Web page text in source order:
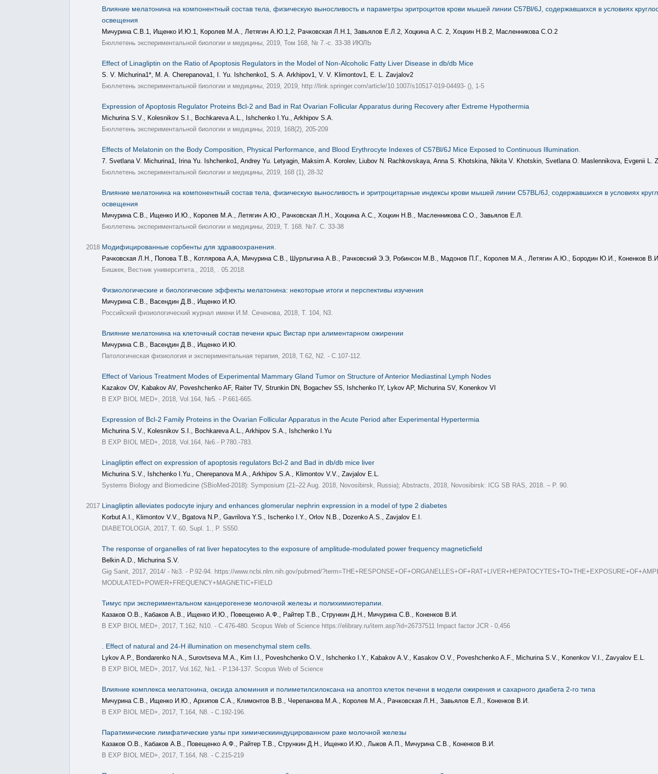
Влияние мелатонина на компонентный состав тела, физическую выносливость и параметры эритроцитов крови мышей линии С57Bl/6J, содержавшихся в условиях
освещения
Мичурина С.В.1, Ищенко И.Ю.1, Королев М.А., Летягин А.Ю.1,2, Рачковская Л.Н.1, Завьялов Е.Л.2, Хоцкина А.С. 2, Хоцкин Н.В.2, Масленникова С.О.2
Бюллетень экспериментальной биологии и медицины, 2019, Том 168, № 7.-с. 33-38 ИЮЛЬ
Effect of Linagliptin on the Ratio of Apoptosis Regulators in the Model of Non-Alcoholic Fatty Liver Disease in db/db Mice
S. V. Michurina1*, M. A. Cherepanova1, I. Yu. Ishchenko1, S. A. Arkhipov1, V. V. Klimontov1, E. L. Zavjalov2
Бюллетень экспериментальной биологии и медицины, 2019, 2019, http://link.springer.com/article/10.1007/s10517-019-04493- (), 1-5
Expression of Apoptosis Regulator Proteins Bcl-2 and Bad in Rat Ovarian Follicular Apparatus during Recovery after Extreme Hypothermia
Michurina S.V., Kolesnikov S.I., Bochkareva A.L., Ishchenko I.Yu., Arkhipov S.A.
Бюллетень экспериментальной биологии и медицины, 2019, 168(2), 205-209
Effects of Melatonin on the Body Composition, Physical Performance, and Blood Erythrocyte Indexes of C57Bl/6J Mice Exposed to Continuous Illumination.
7. Svetlana V. Michurina1, Irina Yu. Ishchenko1, Andrey Yu. Letyagin, Maksim A. Korolev, Liubov N. Rachkovskaya, Anna S. Khotskina, Nikita V. Khotskin, Svetlana O. Maslennikova, Evgenii L.
Бюллетень экспериментальной биологии и медицины, 2019, 168 (1), 28-32
Влияние мелатонина на компонентный состав тела, физическую выносливость и эритроцитарные индексы крови мышей линии С57BL/6J, содержавшихся в условиях
освещения
Мичурина С.В., Ищенко И.Ю., Королев М.А., Летягин А.Ю., Рачковская Л.Н., Хоцкина А.С., Хоцкин Н.В., Масленникова С.О., Завьялов Е.Л.
Бюллетень экспериментальной биологии и медицины, 2019, Т. 168. №7. С. 33-38
2018 Модифицированные сорбенты для здравоохранения.
Рачковская Л.Н., Попова Т.В., Котлярова А,А, Мичурина С.В., Шурлыгина А.В., Рачковский Э.Э, Робинсон М.В., Мадонов П.Г., Королев М.А., Летягин А.Ю., Бородин Ю.И., Коненков
Бишкек, Вестник университета., 2018, . 05.2018.
Физиологические и биологические эффекты мелатонина: некоторые итоги и перспективы изучения
Мичурина С.В., Васендин Д.В., Ищенко И.Ю.
Российский физиологический журнал имени И.М. Сеченова, 2018, Т. 104, N3.
Влияние мелатонина на клеточный состав печени крыс Вистар при алиментарном ожирении
Мичурина С.В., Васендин Д.В., Ищенко И.Ю.
Патологическая физиология и экспериментальная терапия, 2018, Т.62, N2. - С.107-112.
Effect of Various Treatment Modes of Experimental Mammary Gland Tumor on Structure of Anterior Mediastinal Lymph Nodes
Kazakov OV, Kabakov AV, Poveshchenko AF, Raiter TV, Strunkin DN, Bogachev SS, Ishchenko IY, Lykov AP, Michurina SV, Konenkov VI
B EXP BIOL MED+, 2018, Vol.164, №5. - P.661-665.
Expression of Bcl-2 Family Proteins in the Ovarian Follicular Apparatus in the Acute Period after Experimental Hypertermia
Michurina S.V., Kolesnikov S.I., Bochkareva A.L., Arkhipov S.A., Ishchenko I.Yu
B EXP BIOL MED+, 2018, Vol.164, №6.- P.780.-783.
Linagliptin effect on expression of apoptosis regulators Bcl-2 and Bad in db/db mice liver
Michurina S.V., Ishchenko I.Yu., Cherepanova M.A., Arkhipov S.A., Klimontov V.V., Zavjalov E.L.
Systems Biology and Biomedicine (SBioMed-2018): Symposium (21–22 Aug. 2018, Novosibirsk, Russia); Abstracts, 2018, Novosibirsk: ICG SB RAS, 2018. – P. 90.
2017 Linagliptin alleviates podocyte injury and enhances glomerular nephrin expression in a model of type 2 diabetes
Korbut A.I., Klimontov V.V., Bgatova N.P., Gavrilova Y.S., Ischenko I.Y., Orlov N.B., Dozenko A.S., Zavjalov E.I.
DIABETOLOGIA, 2017, Т. 60, Supl. 1., P. S550.
The response of organelles of rat liver hepatocytes to the exposure of amplitude-modulated power frequency magneticfield
Belkin A.D., Michurina S.V.
Gig Sanit, 2017, 2014/ - №3. - P.92-94. https://www.ncbi.nlm.nih.gov/pubmed/
MODULATED+POWER+FREQUENCY+MAGNETIC+FIELD
Тимус при экспериментальном канцерогенезе молочной железы и полихимиотерапии.
Казаков О.В., Кабаков А.В., Ищенко И.Ю., Повещенко А.Ф., Райтер Т.В., Стрункин Д.Н., Мичурина С.В., Коненков В.И.
B EXP BIOL MED+, 2017, Т.162, N10. - С.476-480. Scopus Web of Science https://elibrary.ru/item.asp?id=26737511 Impact factor JCR - 0,456
. Effect of natural and 24-H illumination on mesenchymal stem cells.
Lykov A.P., Bondarenko N.A., Surovtseva M.A., Kim I.I., Poveshchenko O.V., Ishchenko I.Y., Kabakov A.V., Kasakov O.V., Poveshchenko A.F., Michurina S.V., Konenkov V.I., Zavyalov E.L.
B EXP BIOL MED+, 2017, Vol.162, №1. - P.134-137. Scopus Web of Science
Влияние комплекса мелатонина, оксида алюминия и полиметилсилоксана на апоптоз клеток печени в модели ожирения и сахарного диабета 2-го типа
Мичурина С.В., Ищенко И.Ю., Архипов С.А., Климонтов В.В., Черепанова М.А., Королев М.А., Рачковская Л.Н., Завьялов Е.Л., Коненков В.И.
B EXP BIOL MED+, 2017, Т.164, N8. - С.192-196.
Паратимические лимфатические узлы при химическииндуцированном раке молочной железы
Казаков О.В., Кабаков А.В., Повещенко А.Ф., Райтер Т.В., Стрункин Д.Н., Ищенко И.Ю., Лыков А.П., Мичурина С.В., Коненков В.И.
B EXP BIOL MED+, 2017, Т.164, N8. - С.215-219